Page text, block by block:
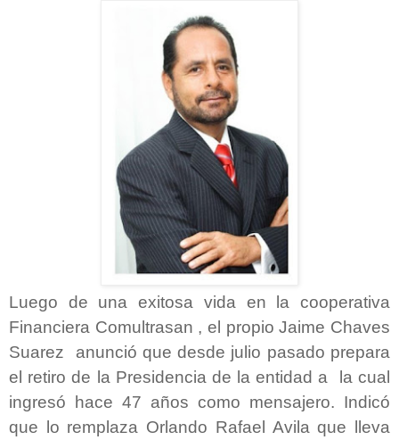
Luego de una exitosa vida en la cooperativa
Financiera Comultrasan , el propio Jaime Chaves
Suarez anunció que desde julio pasado prepara
el retiro de la Presidencia de la entidad a la cual
ingresó hace 47 años como mensajero. Indicó
que lo remplaza Orlando Rafael Avila que lleva